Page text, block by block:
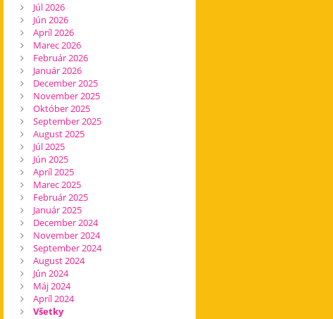
Júl 2026
Jún 2026
Apríl 2026
Marec 2026
Február 2026
Január 2026
December 2025
November 2025
Október 2025
September 2025
August 2025
Júl 2025
Jún 2025
Apríl 2025
Marec 2025
Február 2025
Január 2025
December 2024
November 2024
September 2024
August 2024
Jún 2024
Máj 2024
Apríl 2024
Všetky